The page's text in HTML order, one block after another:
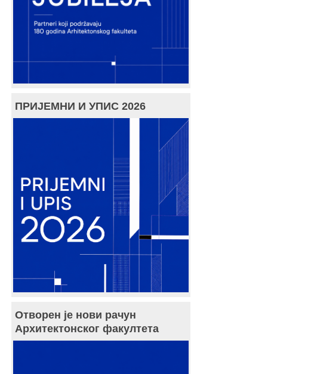
ПРИЈЕМНИ И УПИС 2026
Отворен је нови рачун
Архитектонског факултета